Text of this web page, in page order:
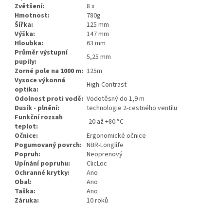
Zvětšení:
8 x
Hmotnost:
780g
Šířka:
125 mm
Výška:
147 mm
Hloubka:
63 mm
Průměr výstupní
pupily:
5,25 mm
Zorné pole na 1000 m: 125m
Vysoce výkonná
optika:
High-Contrast
Odolnost proti vodě: Vodotěsný do 1,9 m
Dusík - plnění:
technologie 2-cestného ventilu
Funkční rozsah
teplot:
-20 až +80 °C
Očnice:
Ergonomické očnice
Pogumovaný povrch: NBR-Longlife
Popruh:
Neoprenový
Upínání popruhu:
ClicLoc
Ochranné krytky:
Ano
Obal:
Ano
Taška:
Ano
Záruka:
10 roků